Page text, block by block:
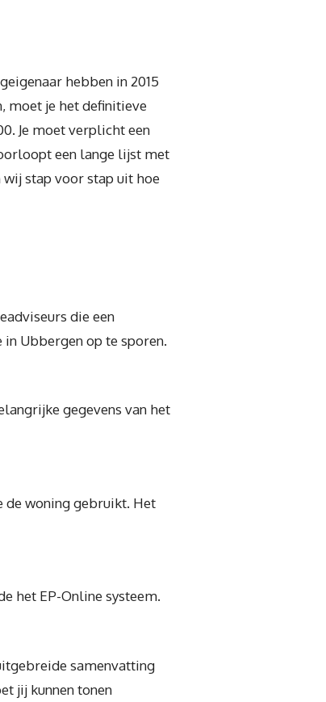
hebben in 2015
moet je het definitieve
Je moet verplicht een
een lange lijst met
stap voor stap uit hoe
die een
Ubbergen op te sporen.
gegevens van het
de woning gebruikt. Het
het EP-Online systeem.
samenvatting
jij kunnen tonen